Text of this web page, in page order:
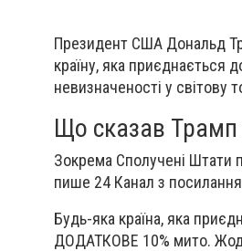
Президент США Дональд
країну, яка приєднається
невизначеності у світову
Що сказав Трамп
Зокрема Сполучені Штати
пише 24 Канал з
Будь-яка країна, яка
ДОДАТКОВЕ 10% мито.